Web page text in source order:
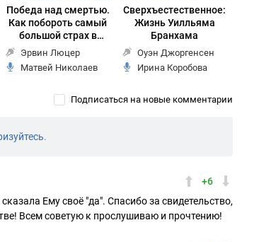
Победа над смертью.
Как побороть самый
большой страх в
жизни
Эрвин Люцер
Матвей Николаев
Сверхъестественное:
Жизнь Уилльяма
Бранхама
Оуэн Джоргенсен
Ирина Коробова
Подписаться на новые комментарии
.
+6
Ему своё "да". Спасибо за свидетельство,
Всем советую к прослушиваю и прочтению!